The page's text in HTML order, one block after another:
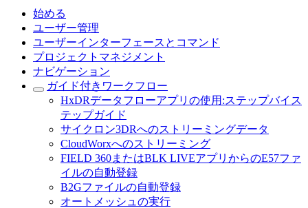
始める
ユーザー管理
ユーザーインターフェースとコマンド
プロジェクトマネジメント
ナビゲーション
ガイド付きワークフロー
HxDRデータフローアプリの使用:ステップバイス
テップガイド
サイクロン3DRへのストリーミングデータ
CloudWorxへのストリーミング
FIELD 360またはBLK LIVEアプリからのE57ファ
イルの自動登録
B2Gファイルの自動登録
オートメッシュの実行